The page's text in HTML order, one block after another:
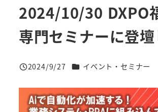
2024/10/30 DXPO
専門セミナーに登
投稿日
2024/9/27 ニュースカテゴリー
イベント・セミナー